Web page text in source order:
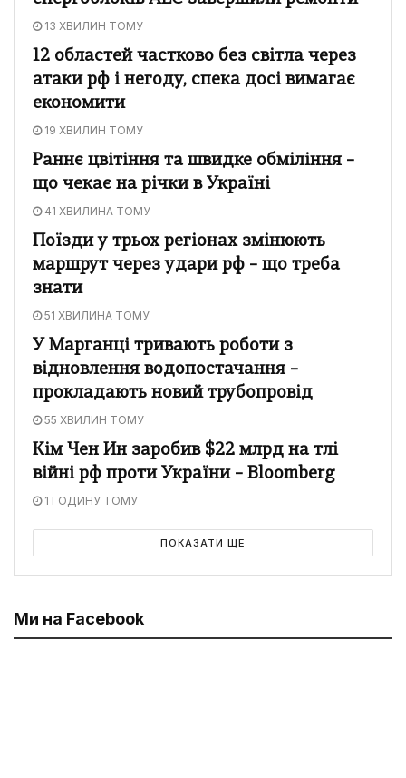
13 ХВИЛИН ТОМУ
12 областей частково без світла через
атаки рф і негоду, спека досі вимагає
економити
19 ХВИЛИН ТОМУ
Раннє цвітіння та швидке обміління –
що чекає на річки в Україні
41 ХВИЛИНА ТОМУ
Поїзди у трьох регіонах змінюють
маршрут через удари рф – що треба
знати
51 ХВИЛИНА ТОМУ
У Марганці тривають роботи з
відновлення водопостачання –
прокладають новий трубопровід
55 ХВИЛИН ТОМУ
Кім Чен Ин заробив $22 млрд на тлі
війні рф проти України – Bloomberg
1 ГОДИНУ ТОМУ
ПОКАЗАТИ ЩЕ
Ми на Facebook